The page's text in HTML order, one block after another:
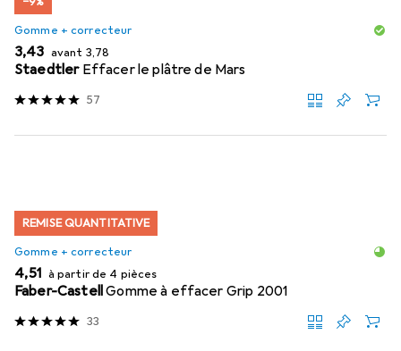
Gomme + correcteur
EUR
3,43 avant EUR
3,78
Staedtler Effacer le plâtre de Mars
57
REMISE QUANTITATIVE
Gomme + correcteur
EUR
4,51 à partir de 4 pièces
Faber-CastellGomme à effacer Grip 2001
33